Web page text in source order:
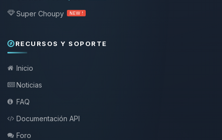
Super Choupy NEW !
RECURSOS Y SOPORTE
Inicio
Noticias
FAQ
Documentación API
Foro